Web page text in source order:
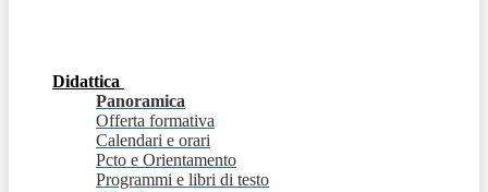
Didattica
Panoramica
Offerta formativa
Calendari e orari
Pcto e Orientamento
Programmi e libri di testo